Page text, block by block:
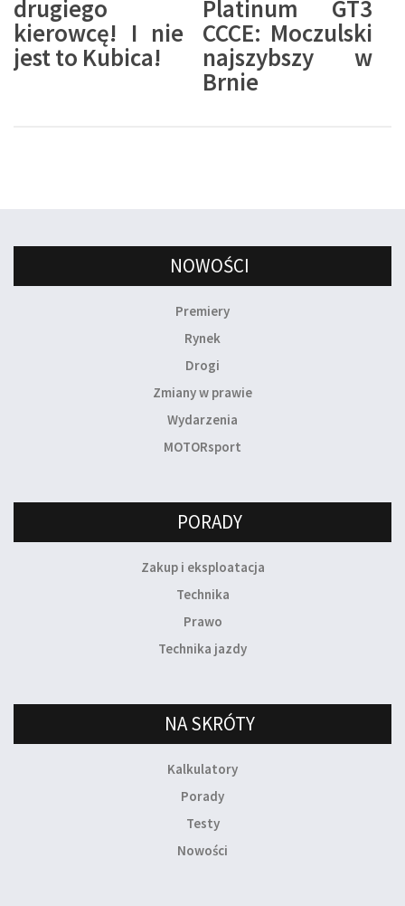
drugiego
kierowcę! I nie
jest to Kubica!
Platinum GT3
CCCE: Moczulski
najszybszy w
Brnie
NOWOŚCI
Premiery
Rynek
Drogi
Zmiany w prawie
Wydarzenia
MOTORsport
PORADY
Zakup i eksploatacja
Technika
Prawo
Technika jazdy
NA SKRÓTY
Kalkulatory
Porady
Testy
Nowości